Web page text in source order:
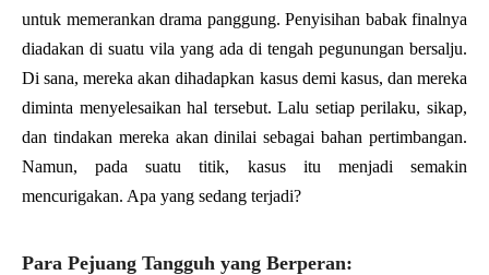
untuk memerankan drama panggung. Penyisihan babak finalnya
diadakan di suatu vila yang ada di tengah pegunungan bersalju.
Di sana, mereka akan dihadapkan kasus demi kasus, dan mereka
diminta menyelesaikan hal tersebut. Lalu setiap perilaku, sikap,
dan tindakan mereka akan dinilai sebagai bahan pertimbangan.
Namun, pada suatu titik, kasus itu menjadi semakin
mencurigakan. Apa yang sedang terjadi?
Para Pejuang Tangguh yang Berperan: